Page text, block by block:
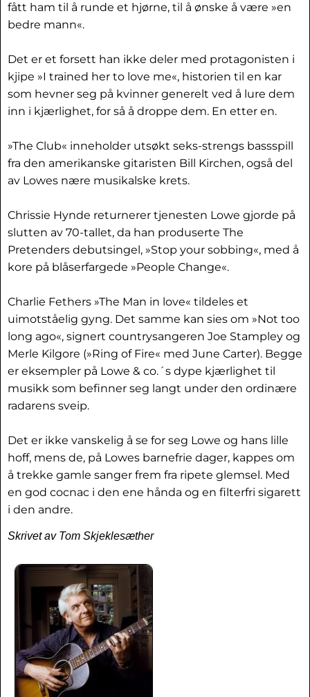
fått ham til å runde et hjørne, til å ønske å være »en
bedre mann«.
Det er et forsett han ikke deler med protagonisten i
kjipe »I trained her to love me«, historien til en kar
som hevner seg på kvinner generelt ved å lure dem
inn i kjærlighet, for så å droppe dem. En etter en.
»The Club« inneholder utsøkt seks-strengs bassspill
fra den amerikanske gitaristen Bill Kirchen, også del
av Lowes nære musikalske krets.
Chrissie Hynde returnerer tjenesten Lowe gjorde på
slutten av 70-tallet, da han produserte The
Pretenders debutsingel, »Stop your sobbing«, med å
kore på blåserfargede »People Change«.
Charlie Fethers »The Man in love« tildeles et
uimotståelig gyng. Det samme kan sies om »Not too
long ago«, signert countrysangeren Joe Stampley og
Merle Kilgore (»Ring of Fire« med June Carter). Begge
er eksempler på Lowe & co.´s dype kjærlighet til
musikk som befinner seg langt under den ordinære
radarens sveip.
Det er ikke vanskelig å se for seg Lowe og hans lille
hoff, mens de, på Lowes barnefrie dager, kappes om
å trekke gamle sanger frem fra ripete glemsel. Med
en god cocnac i den ene hånda og en filterfri sigarett
i den andre.
Skrivet av Tom Skjeklesæther